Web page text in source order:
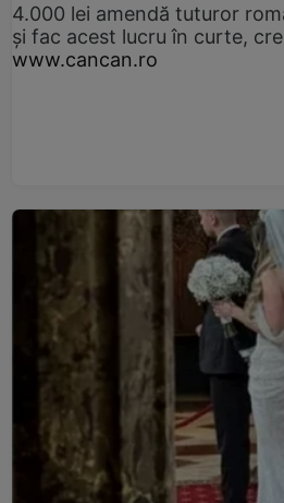
4.000 lei amendă tuturor
și fac acest lucru în curte,
www.cancan.ro